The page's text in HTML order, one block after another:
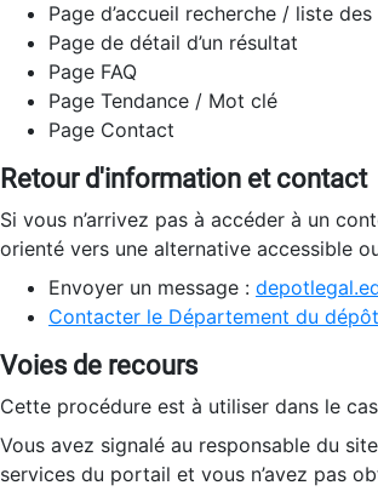
Page d’accueil recherche / liste
Page de détail d’un résultat
Page FAQ
Page Tendance / Mot clé
Page Contact
Retour d'information et contact
Si vous n’arrivez pas à accéder à un
orienté vers une alternative accessible
Envoyer un message :
Contacter le Département du
Voies de recours
Cette procédure est à utiliser dans le
Vous avez signalé au responsable du
services du portail et vous n’avez pas